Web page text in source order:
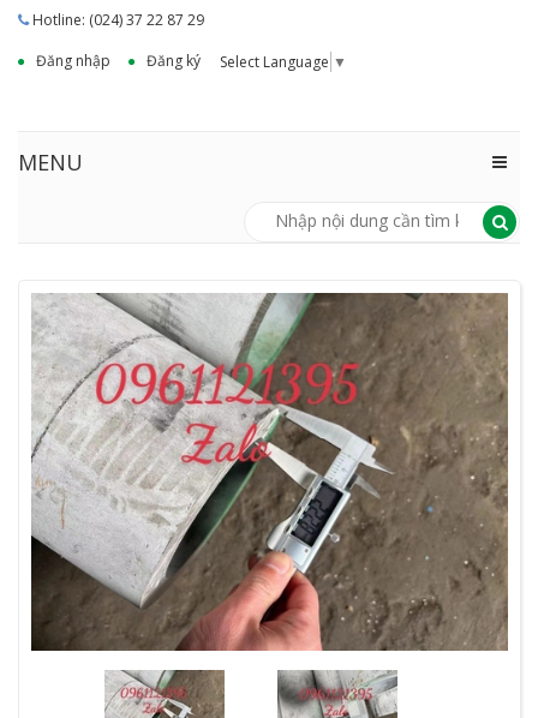
Hotline: (024) 37 22 87 29
Đăng nhập
Đăng ký Select Language ▼
MENU